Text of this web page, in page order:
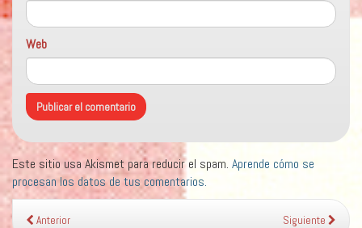
Web
Este sitio usa Akismet para reducir el spam. Aprende cómo se
procesan los datos de tus comentarios.
Anterior Siguiente